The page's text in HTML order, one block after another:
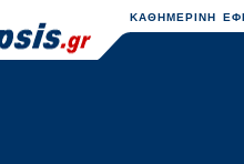
ΚΑΘΗΜΕΡΙΝΗ